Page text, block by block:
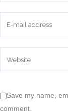
Save my name,
comment.